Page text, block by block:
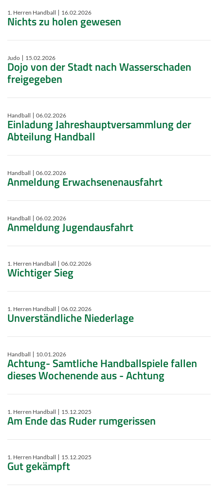
1. Herren Handball 16.02.2026
Nichts zu holen gewesen
Judo 15.02.2026
Dojo von der Stadt nach Wasserschaden
freigegeben
Handball 06.02.2026
Einladung Jahreshauptversammlung der
Abteilung Handball
Handball 06.02.2026
Anmeldung Erwachsenenausfahrt
Handball 06.02.2026
Anmeldung Jugendausfahrt
1. Herren Handball 06.02.2026
Wichtiger Sieg
1. Herren Handball 06.02.2026
Unverständliche Niederlage
Handball 10.01.2026
Achtung- Samtliche Handballspiele fallen
dieses Wochenende aus - Achtung
1. Herren Handball 15.12.2025
Am Ende das Ruder rumgerissen
1. Herren Handball 15.12.2025
Gut gekämpft